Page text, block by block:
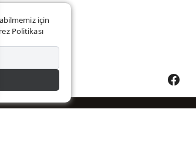
için
Politikası